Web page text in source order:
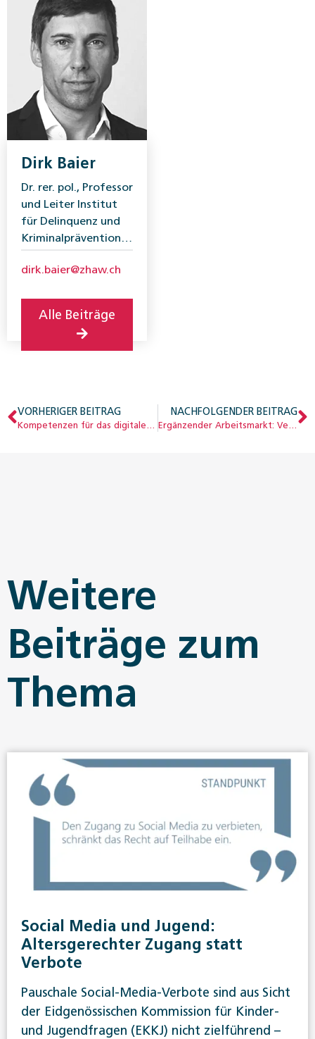
Dirk Baier
Dr. rer. pol., Professor
und Leiter Institut
für Delinquenz und
Kriminalprävention
für Angewandte
dirk.baier@zhaw.ch
Alle Beiträge
VORHERIGER BEITRAG NACHFOLGENDER BEITRAG
Weitere
Beiträge zum
Thema
Social Media und Jugend:
Altersgerechter Zugang statt
Verbote
Pauschale Social-Media-Verbote sind aus Sicht
der Eidgenössischen Kommission für Kinder-
und Jugendfragen (EKKJ) nicht zielführend –